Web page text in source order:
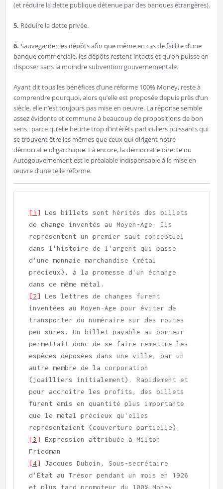
(et réduire la dette publique détenue par des banques étrangères).
5. Réduire la dette privée.
6. Sauvegarder les dépôts afin que même en cas de faillite d’une
banque commerciale, les dépôts restent intacts et qu’on puisse en
disposer sans la moindre subvention gouvernementale.
Ayant dit tous les bénéfices d’une réforme 100% Money, reste à
comprendre pourquoi, alors qu’elle est proposée depuis près d’un
siècle, elle n’est toujours pas mise en oeuvre. La réponse semble
assez évidente et commune à beaucoup de propositions de bon
sens : parce qu’elle heurte trop d’intérêts particuliers puissants qui
se trouvent être les mêmes que ceux qui dirigent notre
démocratie oligarchique. Là encore, la démocratie directe ou
Autogouvernement est le préalable indispensable à la mise en
œuvre d’une telle réforme.
[1] Les billets sont hérités des billets
de change inventés au Moyen-Age. Ils
représentent un premier saut conceptuel
dans l'histoire de l'argent qui passe
d'une monnaie marchandise (métal
précieux), à la promesse d'un échange
[2] Les lettres de changes furent
inventées au Moyen-Age pour éviter de
transporter du numéraire sur des routes
peu sures. Un billet payable au porteur
permettait donc de se faire remettre les
espèces déposées dans une ville, par un
autre membre de la corporation
(joailliers initialement). Rapidement et
pour accroître les profits, des billets
furent émis en quantité plus importante
que le métal précieux qu'elles
[3] Expression attribuée à Milton
[4] Jacques Duboin, Sous-secrétaire
d'État au Trésor pendant un mois en 1926